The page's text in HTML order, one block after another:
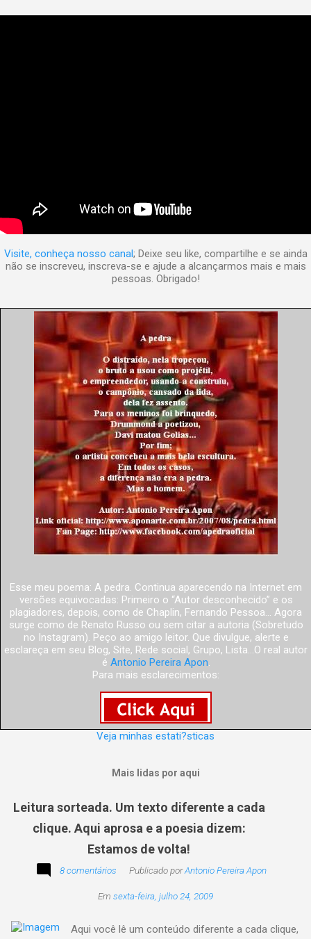
Visite, conheça nosso canal; Deixe seu like, compartilhe e se ainda
não se inscreveu, inscreva-se e ajude a alcançarmos mais e mais
pessoas. Obrigado!
Esse meu poema: A pedra. Continua aparecendo na Internet em
versões equivocadas: Primeiro o “Autor desconhecido” e os
plagiadores, depois, como de Chaplin, Fernando Pessoa... Agora
surge como de Renato Russo ou sem citar a autoria (Sobretudo
no Instagram). Peço ao amigo leitor. Que divulgue, alerte e
esclareça em seu Blog, Site, Rede social, Grupo, Lista...O real autor
é Antonio Pereira Apon.
Para mais esclarecimentos:
Veja minhas estati?sticas
Mais lidas por aqui
Leitura sorteada. Um texto diferente a cada
clique. Aqui aprosa e a poesia dizem:
Estamos de volta!
8 comentários Publicado porAntonio Pereira Apon
Em sexta-feira, julho 24, 2009
Aqui você lê um conteúdo diferente a cada clique,